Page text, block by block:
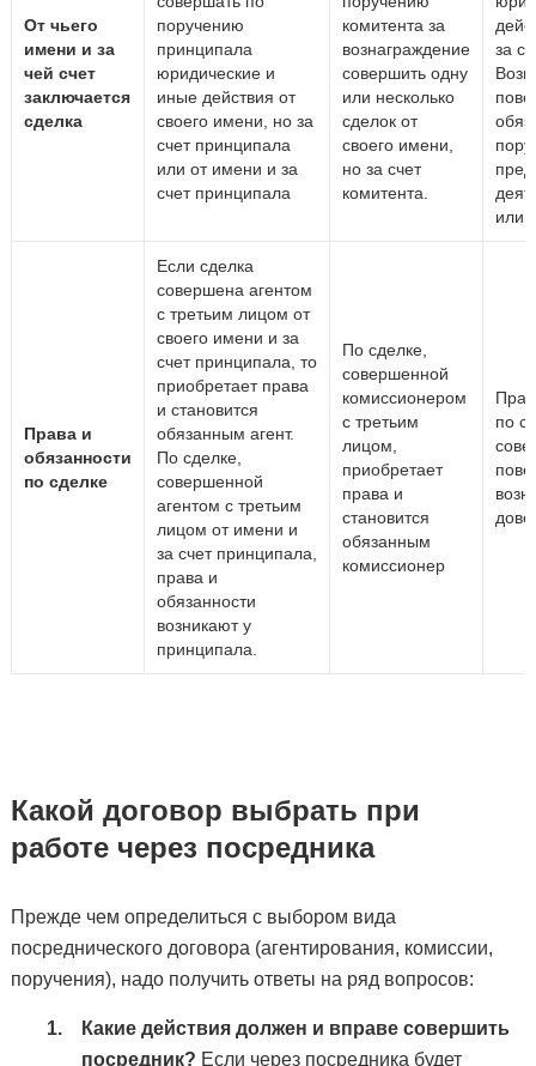
От чьего
имени и за
чей счет
заключается
сделка
поручению
принципала
юридические и
иные действия от
своего имени, но за
счет принципала
или от имени и за
счет принципала
комитента за
вознаграждение
совершить одну
или несколько
сделок от
своего имени,
но за счет
комитента.
за
или
Права и
обязанности
по сделке
Если сделка
совершена агентом
с третьим лицом от
своего имени и за
счет принципала, то
приобретает права
и становится
обязанным агент.
По сделке,
совершенной
агентом с третьим
лицом от имени и
за счет принципала,
права и
обязанности
возникают у
принципала.
По сделке,
совершенной
комиссионером
с третьим
лицом,
приобретает
права и
становится
обязанным
комиссионер
по
Какой договор выбрать при
работе через посредника
Прежде чем определиться с выбором вида
посреднического договора (агентирования, комиссии,
поручения), надо получить ответы на ряд вопросов:
Какие действия должен и вправе совершить
посредник? Если через посредника будет